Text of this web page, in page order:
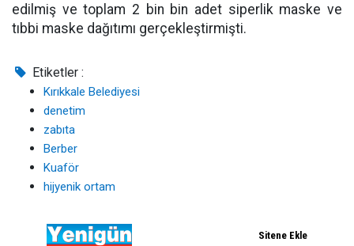
edilmiş ve toplam 2 bin bin adet siperlik maske ve
tıbbi maske dağıtımı gerçekleştirmişti.
Etiketler :
Kırıkkale Belediyesi
denetim
zabıta
Berber
Kuaför
hijyenik ortam